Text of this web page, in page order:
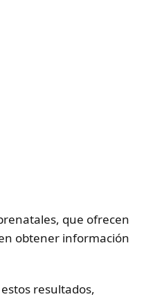
que ofrecen
obtener información
resultados,